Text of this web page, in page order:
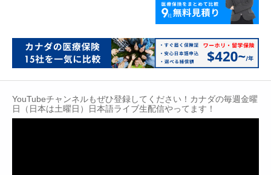
イベントカレンダー
Contact
YouTubeチャンネルもぜひ登録してください！カナダの毎週金曜
日（日本は土曜日）日本語ライブ生配信やってます！